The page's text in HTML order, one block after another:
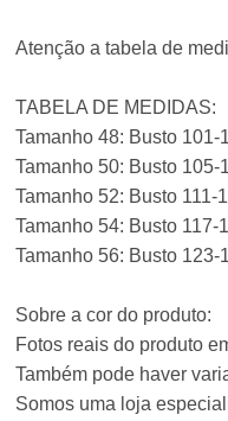
Atenção a tabela de
TABELA DE MEDIDAS:
Tamanho 48: Busto
Tamanho 50: Busto 105-
Tamanho 52: Busto 111-
Tamanho 54: Busto
Tamanho 56: Busto
Sobre a cor do produto:
Fotos reais do produto
Também pode haver
Somos uma loja